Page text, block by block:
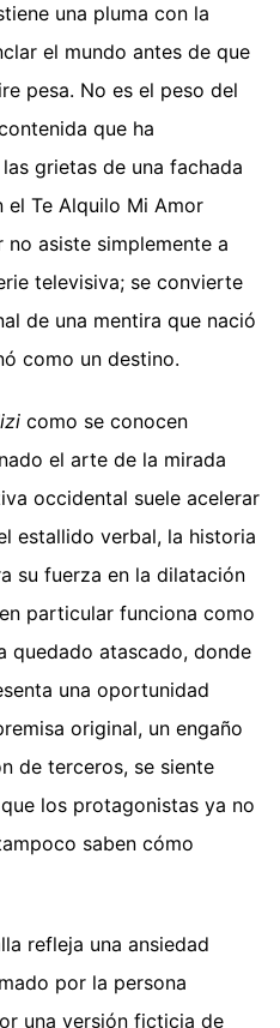
una pluma con la
el mundo antes de que
pesa. No es el peso del
que ha
grietas de una fachada
el Te Alquilo Mi Amor
asiste simplemente a
televisiva; se convierte
de una mentira que nació
como un destino.
como se conocen
el arte de la mirada
occidental suele acelerar
estallido verbal, la historia
su fuerza en la dilatación
particular funciona como
quedado atascado, donde
una oportunidad
original, un engaño
de terceros, se siente
los protagonistas ya no
saben cómo
refleja una ansiedad
por la persona
una versión ficticia de